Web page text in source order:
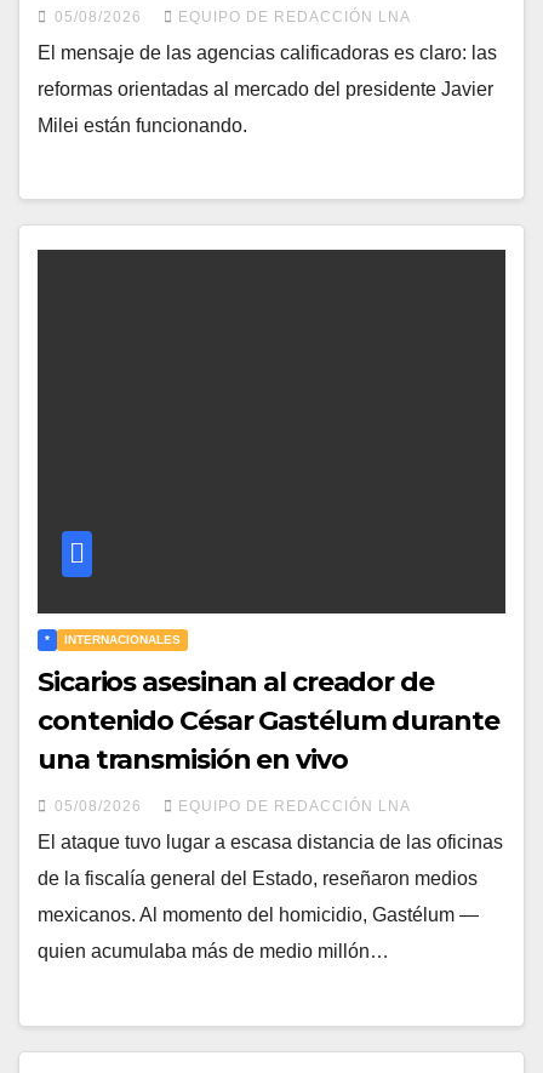
05/08/2026 EQUIPO DE REDACCIÓN LNA
​El mensaje de las agencias calificadoras es claro: las
reformas orientadas al mercado del presidente Javier
Milei están funcionando.
* INTERNACIONALES
Sicarios asesinan al creador de
contenido César Gastélum durante
una transmisión en vivo
05/08/2026 EQUIPO DE REDACCIÓN LNA
El ataque tuvo lugar a escasa distancia de las oficinas
de la fiscalía general del Estado, reseñaron medios
mexicanos. Al momento del homicidio, Gastélum —
quien acumulaba más de medio millón…